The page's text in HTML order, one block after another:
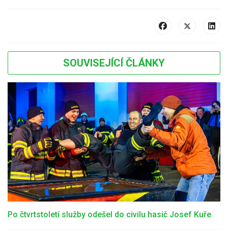
SOUVISEJÍCÍ ČLÁNKY
Po čtvrtstoletí služby odešel do civilu hasič Josef Kuře